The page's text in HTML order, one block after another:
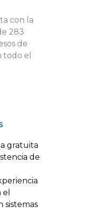
con la
283
de
todo el
gratuita
de
sistemas